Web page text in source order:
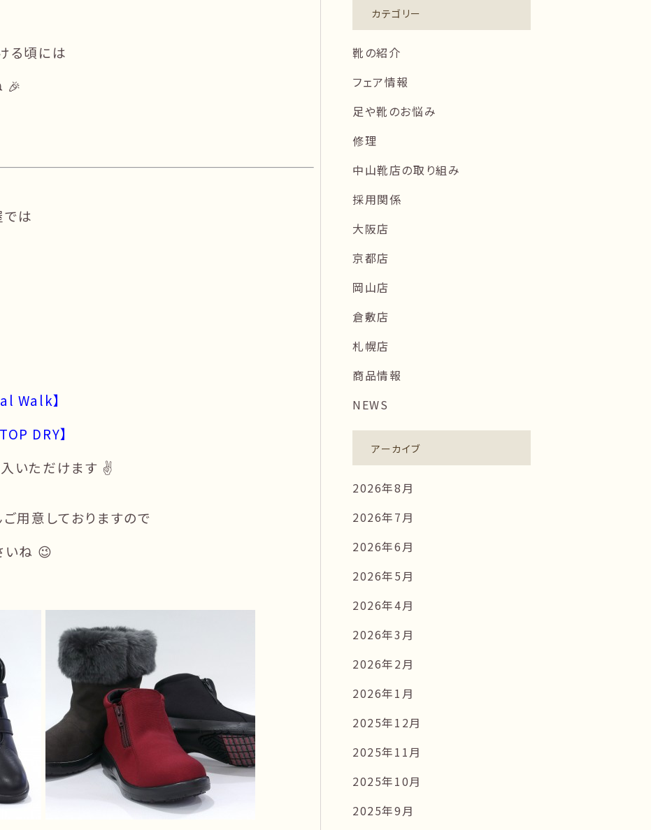
る頃には
🎉
は
Walk】
DRY】
いただけます ✌️
用意しておりますので
いね 😉
カテゴリー
靴の紹介
フェア情報
足や靴のお悩み
修理
中山靴店の取り組み
採用関係
大阪店
京都店
岡山店
倉敷店
札幌店
商品情報
NEWS
アーカイブ
2026年8月
2026年7月
2026年6月
2026年5月
2026年4月
2026年3月
2026年2月
2026年1月
2025年12月
2025年11月
2025年10月
2025年9月